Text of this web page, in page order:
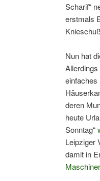
Scharif“
erstmals
Nun hat
deren
heute
Sonntag“
Leipziger
damit in